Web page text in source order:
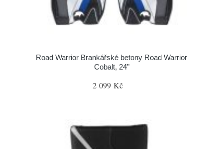
Road Warrior Brankářské betony Road Warrior
Cobalt, 24"
2 099 Kč